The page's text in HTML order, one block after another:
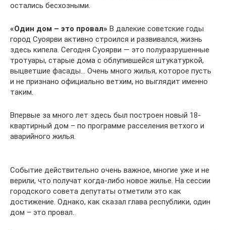
остались бесхозными.
«Один дом – это провал» В далекие советские годы
город Суоярви активно строился и развивался, жизнь
здесь кипела. Сегодня Суоярви — это полуразрушенные
тротуары, старые дома с облупившейся штукатуркой,
выцветшие фасады… Очень много жилья, которое пусть
и не признано официально ветхим, но выглядит именно
таким.
Впервые за много лет здесь был построен новый 18-
квартирный дом – по программе расселения ветхого и
аварийного жилья.
Событие действительно очень важное, многие уже и не
верили, что получат когда-либо новое жилье. На сессии
городского совета депутаты отметили это как
достижение. Однако, как сказал глава республики, один
дом – это провал.